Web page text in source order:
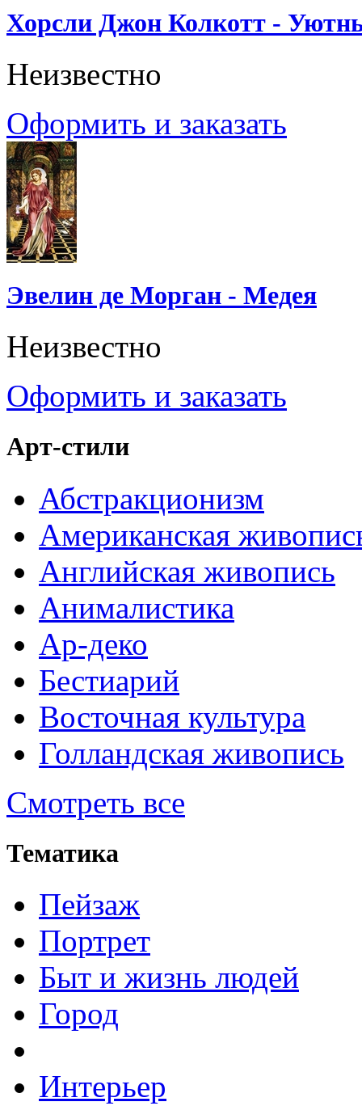
Хорсли Джон Колкотт -
Неизвестно
Оформить и заказать
Эвелин де Морган - Медея
Неизвестно
Оформить и заказать
Арт-стили
Абстракционизм
Американская
Английская живопись
Анималистика
Ар-деко
Бестиарий
Восточная культура
Голландская живопись
Смотреть все
Тематика
Пейзаж
Портрет
Быт и жизнь людей
Город
Интерьер